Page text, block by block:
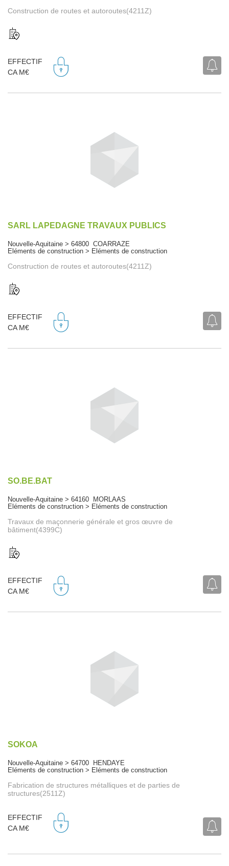
Construction de routes et autoroutes(4211Z)
EFFECTIF
CA M€
SARL LAPEDAGNE TRAVAUX PUBLICS
Nouvelle-Aquitaine > 64800 COARRAZE
Eléments de construction > Eléments de construction
Construction de routes et autoroutes(4211Z)
EFFECTIF
CA M€
SO.BE.BAT
Nouvelle-Aquitaine > 64160 MORLAAS
Eléments de construction > Eléments de construction
Travaux de maçonnerie générale et gros œuvre de
bâtiment(4399C)
EFFECTIF
CA M€
SOKOA
Nouvelle-Aquitaine > 64700 HENDAYE
Eléments de construction > Eléments de construction
Fabrication de structures métalliques et de parties de
structures(2511Z)
EFFECTIF
CA M€